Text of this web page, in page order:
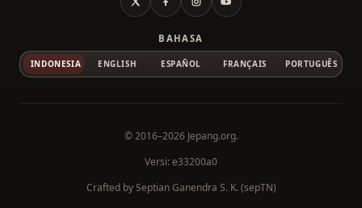
X FacebookInstagramYouTube
BAHASA
INDONESIA ENGLISH ESPAÑOL FRANÇAIS PORTUGUÊS
© 2016–2026 Jepang.org.
Versi: e33200a0
Crafted bySeptian Ganendra S. K. (sepTN)